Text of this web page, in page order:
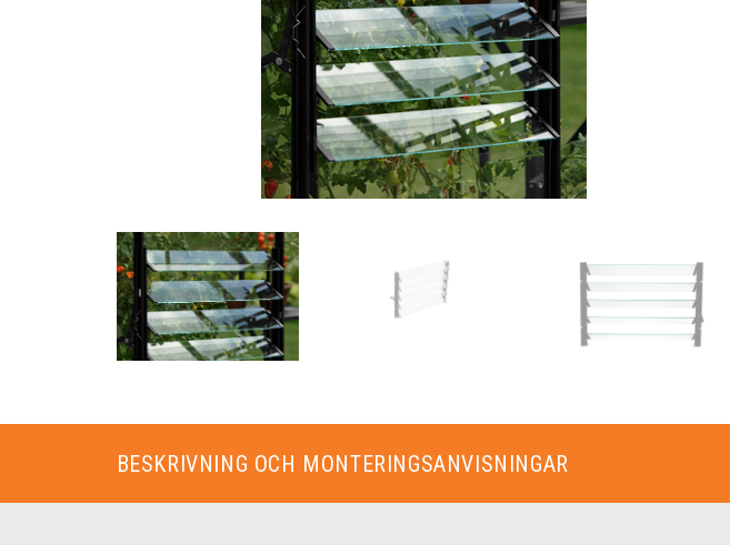
BESKRIVNING OCH MONTERINGSANVISNINGAR